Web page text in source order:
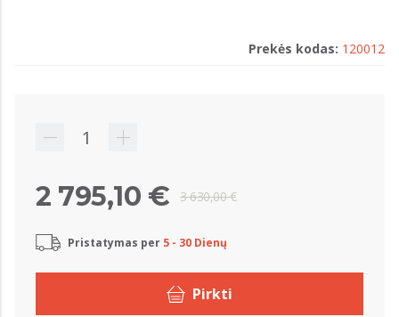
Prekės kodas: 120012
3 630,00 €
2 795,10 €
Pristatymas per 5 - 30 Dienų
Pirkti